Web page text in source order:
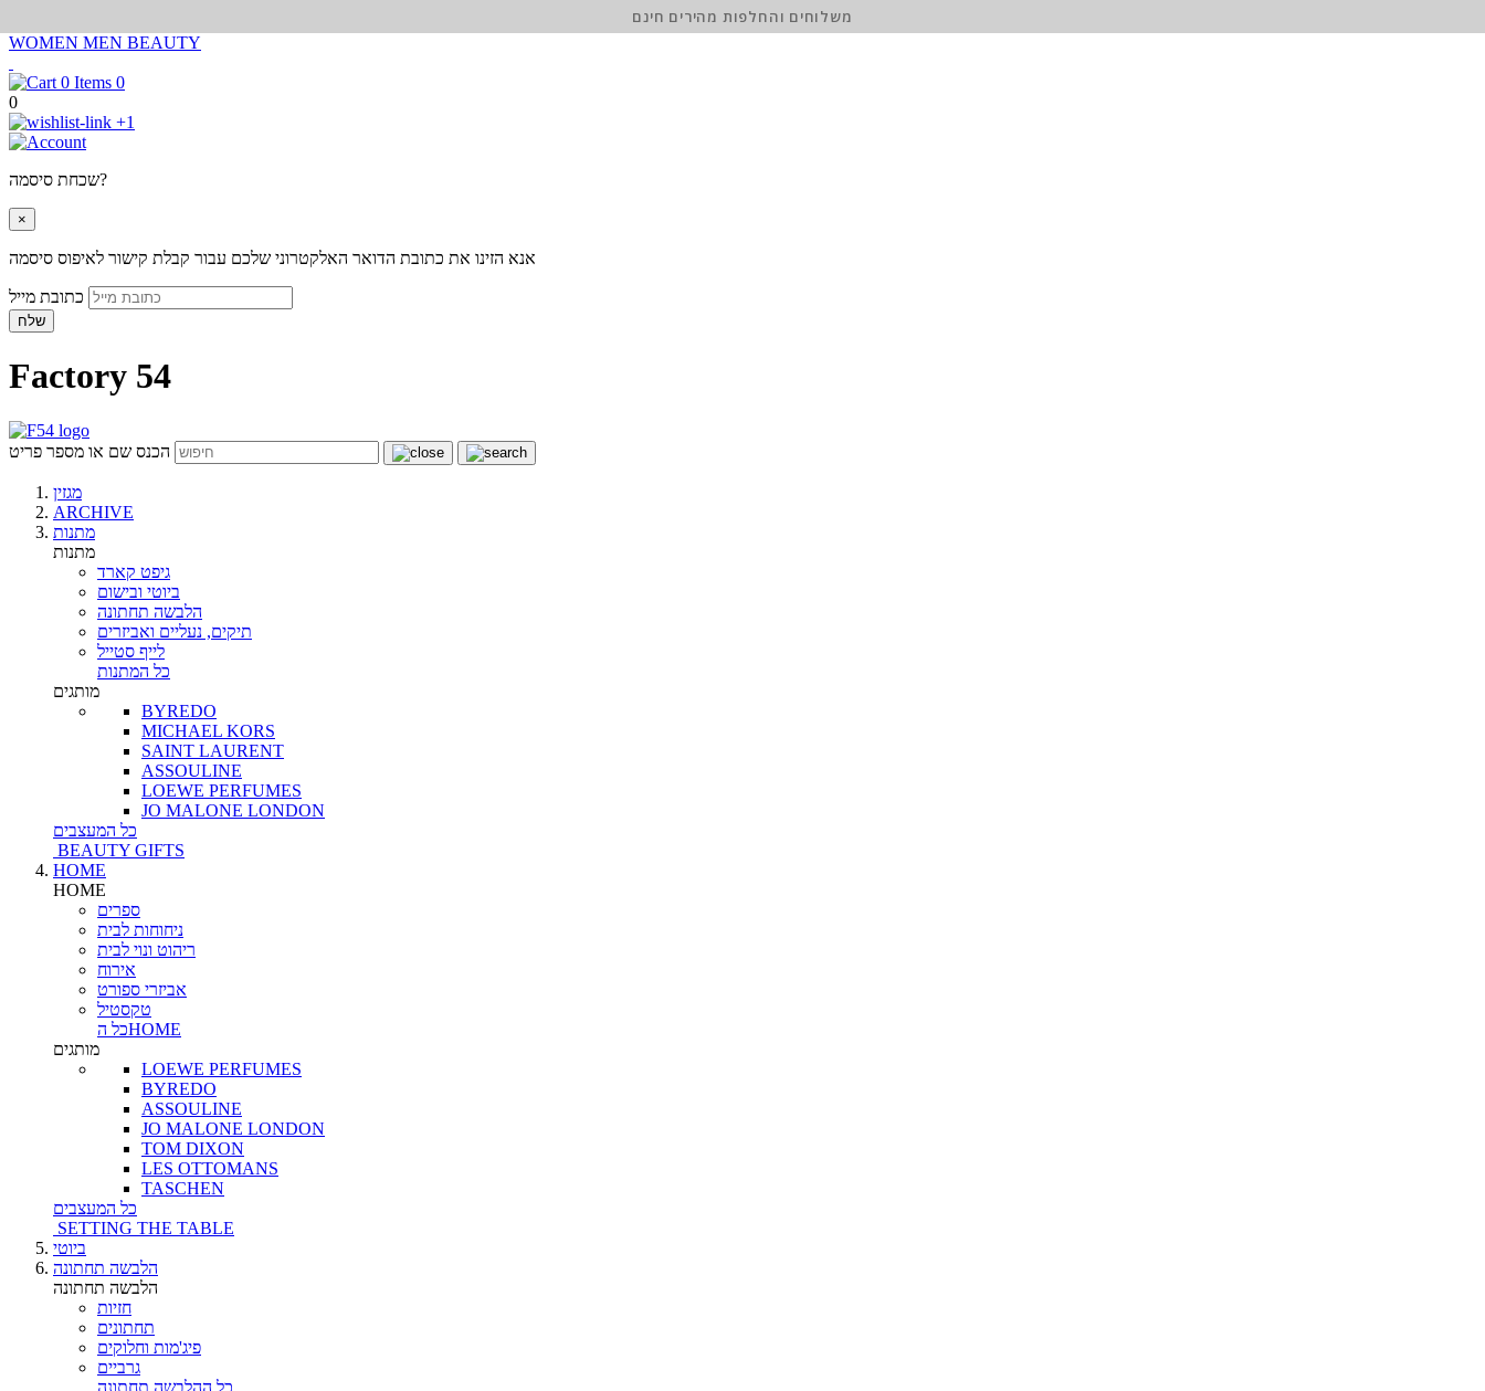
WOMEN MEN BEAUTY
0
0
+1
שכחת סיסמה?
×
אנא הזינו את כתובת הדואר האלקטרוני שלכם עבור קבלת קישור לאיפוס סיסמה
שלח
Factory 54
הכנס שם או מספר פריט
מגזין
ARCHIVE
מתנות
מתנות
גיפט קארד
ביוטי ובישום
הלבשה תחתונה
תיקים, נעליים ואביזרים
לייף סטייל
כל המתנות
מותגים
BYREDO
MICHAEL KORS
SAINT LAURENT
ASSOULINE
LOEWE PERFUMES
JO MALONE LONDON
כל המעצבים
BEAUTY GIFTS
HOME
HOME
ספרים
ניחוחות לבית
ריהוט ונוי לבית
אירוח
אביזרי ספורט
טקסטיל
כל הHOME
מותגים
LOEWE PERFUMES
BYREDO
ASSOULINE
JO MALONE LONDON
TOM DIXON
LES OTTOMANS
TASCHEN
כל המעצבים
SETTING THE TABLE
ביוטי
הלבשה תחתונה
הלבשה תחתונה
חזיות
תחתונים
פיג'מות וחלוקים
גרביים
כל ההלבשה תחתונה
משלוחים והחלפות מהירים חינם